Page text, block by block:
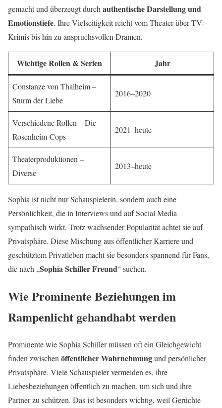
gemacht und überzeugt durchauthentische Darstellung und
Emotionstiefe. Ihre Vielseitigkeit reicht vom Theater über TV-
Krimis bis hin zu anspruchsvollen Dramen.
Wichtige Rollen & Serien Jahr
Constanze von Thalheim –
Sturm der Liebe
2016–2020
Verschiedene Rollen – Die
Rosenheim-Cops
2021–heute
Theaterproduktionen –
Diverse
2013–heute
Sophia ist nicht nur Schauspielerin, sondern auch eine
Persönlichkeit, die in Interviews und auf Social Media
sympathisch wirkt. Trotz wachsender Popularität achtet sie auf
Privatsphäre. Diese Mischung aus öffentlicher Karriere und
geschütztem Privatleben macht sie besonders spannend für Fans,
die nach „Sophia Schiller Freund“ suchen.
Wie Prominente Beziehungen im
Rampenlicht gehandhabt werden
Prominente wie Sophia Schiller müssen oft ein Gleichgewicht
finden zwischen öffentlicher Wahrnehmungund persönlicher
Privatsphäre. Viele Schauspieler vermeiden es, ihre
Liebesbeziehungen öffentlich zu machen, um sich und ihre
Partner zu schützen. Das ist besonders wichtig, weil Gerüchte